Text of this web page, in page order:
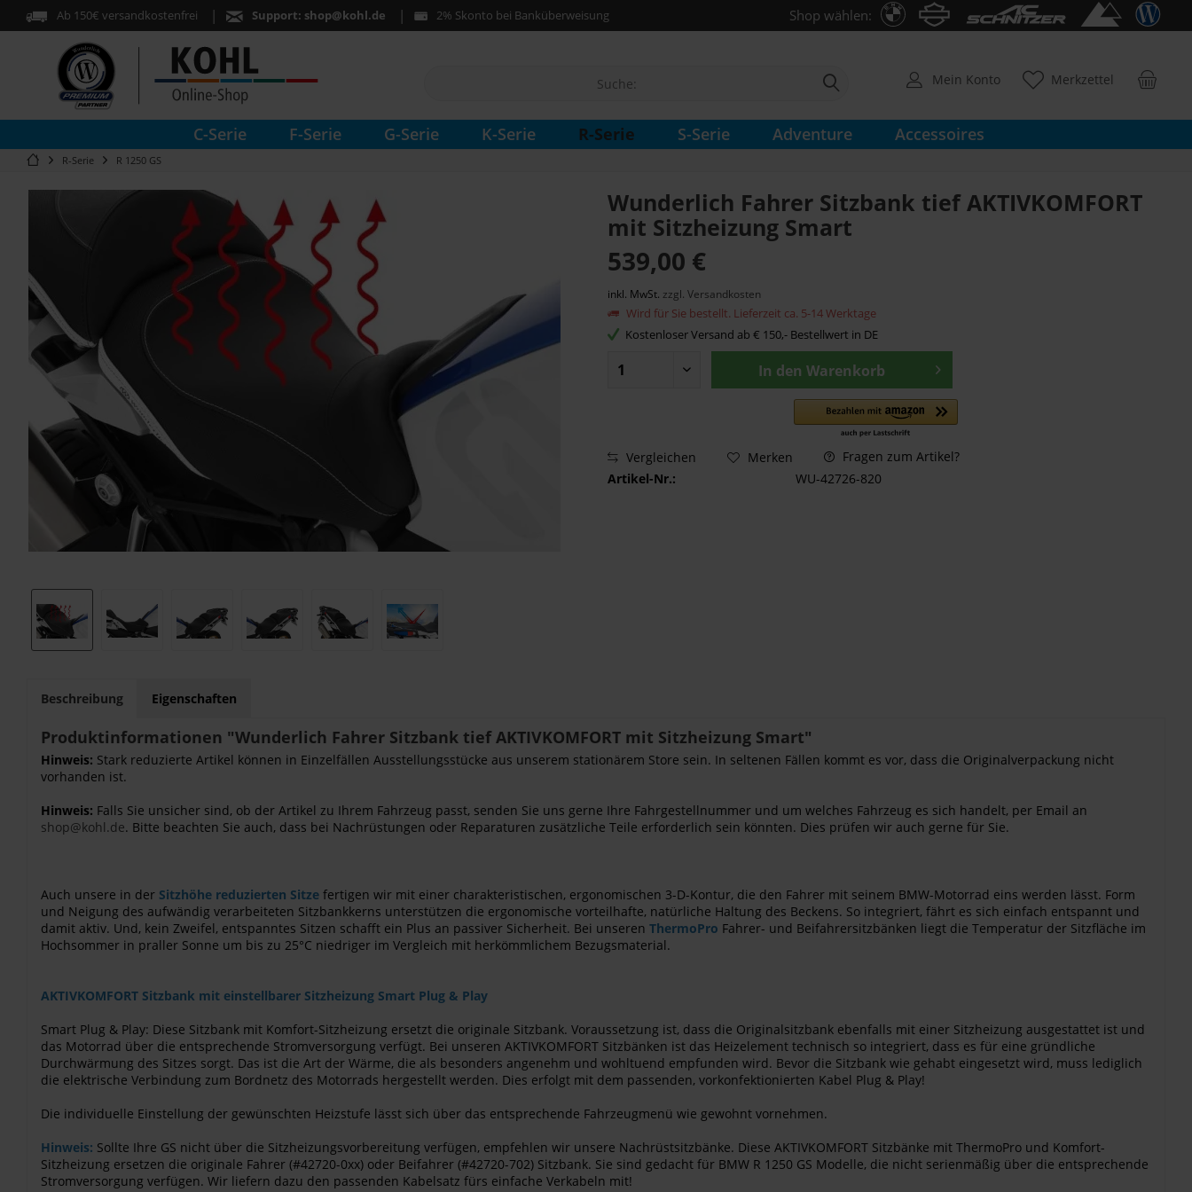
Ab 150€ versandkostenfrei Support: shop@kohl.de 2% Skonto bei Banküberweisung Shop wählen:
Merkzettel
Mein Konto
C-Serie F-Serie G-Serie K-Serie R-Serie S-Serie Adventure Accessoires
R-Serie R 1250 GS
Wunderlich Fahrer Sitzbank tief AKTIVKOMFORT
mit Sitzheizung Smart
539,00 €
inkl. MwSt. zzgl. Versandkosten
Wird für Sie bestellt. Lieferzeit ca. 5-14 Werktage
Kostenloser Versand ab € 150,- Bestellwert in DE
In den Warenkorb
Vergleichen Merken
Fragen zum Artikel?
Artikel-Nr.:
WU-42726-820
Beschreibung Eigenschaften
Produktinformationen "Wunderlich Fahrer Sitzbank tief AKTIVKOMFORT mit Sitzheizung Smart"
Hinweis: Stark reduzierte Artikel können in Einzelfällen Ausstellungsstücke aus unserem stationärem Store sein. In seltenen Fällen kommt es vor, dass die Originalverpackung nicht
vorhanden ist.
Hinweis: Falls Sie unsicher sind, ob der Artikel zu Ihrem Fahrzeug passt, senden Sie uns gerne Ihre Fahrgestellnummer und um welches Fahrzeug es sich handelt, per Email an
shop@kohl.de. Bitte beachten Sie auch, dass bei Nachrüstungen oder Reparaturen zusätzliche Teile erforderlich sein könnten. Dies prüfen wir auch gerne für Sie.
Auch unsere in der Sitzhöhe reduzierten Sitze fertigen wir mit einer charakteristischen, ergonomischen 3-D-Kontur, die den Fahrer mit seinem BMW-Motorrad eins werden lässt. Form
und Neigung des aufwändig verarbeiteten Sitzbankkerns unterstützen die ergonomische vorteilhafte, natürliche Haltung des Beckens. So integriert, fährt es sich einfach entspannt und
damit aktiv. Und, kein Zweifel, entspanntes Sitzen schafft ein Plus an passiver Sicherheit. Bei unseren ThermoPro Fahrer- und Beifahrersitzbänken liegt die Temperatur der Sitzfläche im
Hochsommer in praller Sonne um bis zu 25°C niedriger im Vergleich mit herkömmlichem Bezugsmaterial.
AKTIVKOMFORT Sitzbank mit einstellbarer Sitzheizung Smart Plug & Play
Smart Plug & Play: Diese Sitzbank mit Komfort-Sitzheizung ersetzt die originale Sitzbank. Voraussetzung ist, dass die Originalsitzbank ebenfalls mit einer Sitzheizung ausgestattet ist und
das Motorrad über die entsprechende Stromversorgung verfügt. Bei unseren AKTIVKOMFORT Sitzbänken ist das Heizelement technisch so integriert, dass es für eine gründliche
Durchwärmung des Sitzes sorgt. Das ist die Art der Wärme, die als besonders angenehm und wohltuend empfunden wird. Bevor die Sitzbank wie gehabt eingesetzt wird, muss lediglich
die elektrische Verbindung zum Bordnetz des Motorrads hergestellt werden. Dies erfolgt mit dem passenden, vorkonfektionierten Kabel Plug & Play!
Die individuelle Einstellung der gewünschten Heizstufe lässt sich über das entsprechende Fahrzeugmenü wie gewohnt vornehmen.
Hinweis: Sollte Ihre GS nicht über die Sitzheizungsvorbereitung verfügen, empfehlen wir unsere Nachrüstsitzbänke. Diese AKTIVKOMFORT Sitzbänke mit ThermoPro und Komfort-
Sitzheizung ersetzen die originale Fahrer (#42720-0xx) oder Beifahrer (#42720-702) Sitzbank. Sie sind gedacht für BMW R 1250 GS Modelle, die nicht serienmäßig über die entsprechende
Stromversorgung verfügen. Wir liefern dazu den passenden Kabelsatz fürs einfache Verkabeln mit!